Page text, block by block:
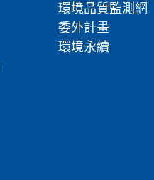
環境品質監測網
委外計畫
環境永續